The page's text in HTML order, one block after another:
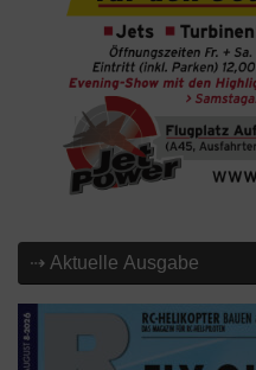
⇢ Aktuelle Ausgabe